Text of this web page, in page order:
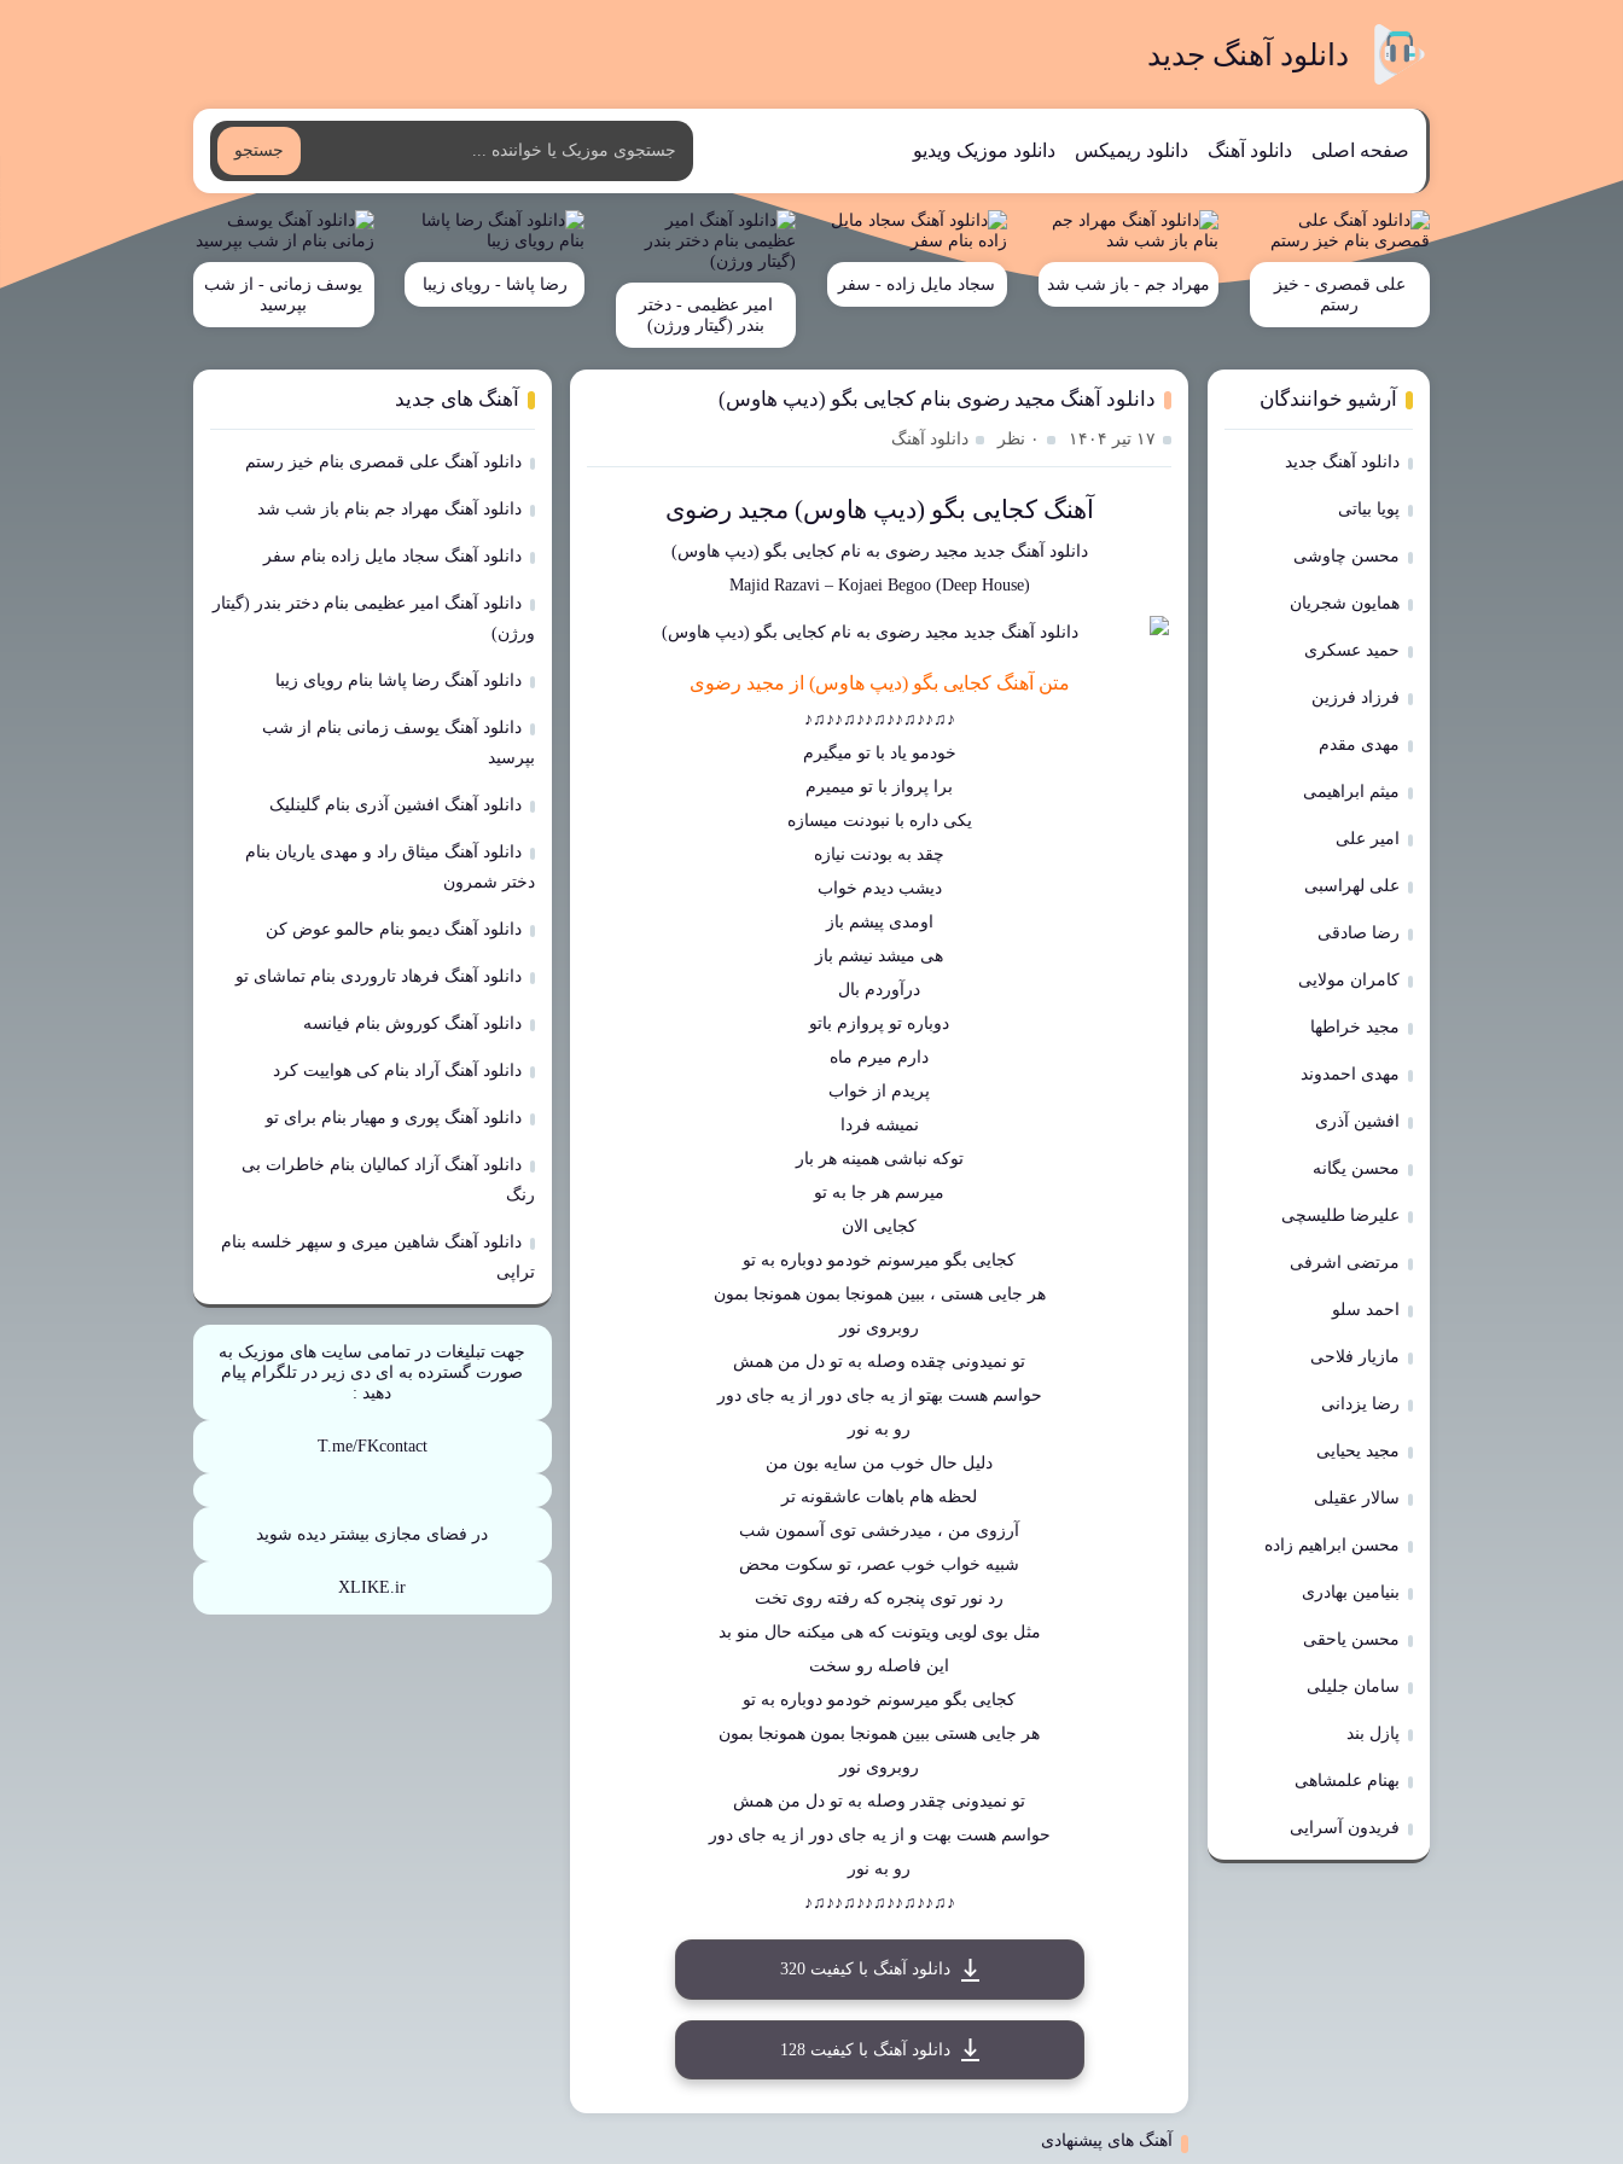
دانلود آهنگ جدید
صفحه اصلی دانلود آهنگ دانلود ریمیکس دانلود موزیک ویدیو جستجو
علی قمصری - خیز
رستم
مهراد جم - باز شب شد
سجاد مایل زاده - سفر
امیر عظیمی - دختر
بندر (گیتار ورژن)
رضا پاشا - رویای زیبا
یوسف زمانی - از شب
بپرسید
دانلود آهنگ مجید رضوی بنام کجایی بگو (دیپ هاوس)
۱۷ تیر ۱۴۰۴ ۰ نظر دانلود آهنگ
آهنگ کجایی بگو (دیپ هاوس) مجید رضوی
دانلود آهنگ جدید مجید رضوی به نامکجایی بگو (دیپ هاوس)
Majid Razavi– Kojaei Begoo (Deep House)
متن آهنگ کجایی بگو (دیپ هاوس) از مجید رضوی
♪♫♪♪♫♪♪♫♪♪♫♪♪♫♪
خودمو یاد با تو میگیرم
برا پرواز با تو میمیرم
یکی داره با نبودنت میسازه
چقد به بودنت نیازه
دیشب دیدم خواب
اومدی پیشم باز
هی میشد نیشم باز
درآوردم بال
دوباره تو پروازم باتو
دارم میرم ماه
پریدم از خواب
نمیشه فردا
توکه نباشی همینه هر بار
میرسم هر جا به تو
کجایی الان
کجایی بگو میرسونم خودمو دوباره به تو
هر جایی هستی ، ببین همونجا بمون همونجا بمون
روبروی نور
تو نمیدونی چقده وصله به تو دل من همش
حواسم هست بهتو از یه جای دور از یه جای دور
رو به نور
دلیل حال خوب من سایه بون من
لحظه هام باهات عاشقونه تر
آرزوی من ، میدرخشی توی آسمون شب
شبیه خواب خوب عصر، تو سکوت محض
رد نور توی پنجره که رفته روی تخت
مثل بوی لویی ویتونت که هی میکنه حال منو بد
این فاصله رو سخت
کجایی بگو میرسونم خودمو دوباره به تو
هر جایی هستی ببین همونجا بمون همونجا بمون
روبروی نور
تو نمیدونی چقدر وصله به تو دل من همش
حواسم هست بهت و از یه جای دور از یه جای دور
رو به نور
♪♫♪♪♫♪♪♫♪♪♫♪♪♫♪
دانلود آهنگ با کیفیت 320
دانلود آهنگ با کیفیت 128
آهنگ های پیشنهادی
آرشیو خوانندگان
دانلود آهنگ جدید
پویا بیاتی
محسن چاوشی
همایون شجریان
حمید عسکری
فرزاد فرزین
مهدی مقدم
میثم ابراهیمی
امیر علی
علی لهراسبی
رضا صادقی
کامران مولایی
مجید خراطها
مهدی احمدوند
افشین آذری
محسن یگانه
علیرضا طلیسچی
مرتضی اشرفی
احمد سلو
مازیار فلاحی
رضا یزدانی
مجید یحیایی
سالار عقیلی
محسن ابراهیم زاده
بنیامین بهادری
محسن یاحقی
سامان جلیلی
پازل بند
بهنام علمشاهی
فریدون آسرایی
آهنگ های جدید
دانلود آهنگ علی قمصری بنام خیز رستم
دانلود آهنگ مهراد جم بنام باز شب شد
دانلود آهنگ سجاد مایل زاده بنام سفر
دانلود آهنگ امیر عظیمی بنام دختر بندر (گیتار
ورژن)
دانلود آهنگ رضا پاشا بنام رویای زیبا
دانلود آهنگ یوسف زمانی بنام از شب
بپرسید
دانلود آهنگ افشین آذری بنام گلینلیک
دانلود آهنگ میثاق راد و مهدی یاریان بنام
دختر شمرون
دانلود آهنگ دیمو بنام حالمو عوض کن
دانلود آهنگ فرهاد تاروردی بنام تماشای تو
دانلود آهنگ کوروش بنام فیانسه
دانلود آهنگ آراد بنام کی هواییت کرد
دانلود آهنگ پوری و مهیار بنام برای تو
دانلود آهنگ آزاد کمالیان بنام خاطرات بی
رنگ
دانلود آهنگ شاهین میری و سپهر خلسه بنام
تراپی
جهت تبلیغات در تمامی سایت های موزیک به
صورت گسترده به ای دی زیر در تلگرام پیام
دهید :
T.me/FKcontact
در فضای مجازی بیشتر دیده شوید
XLIKE.ir